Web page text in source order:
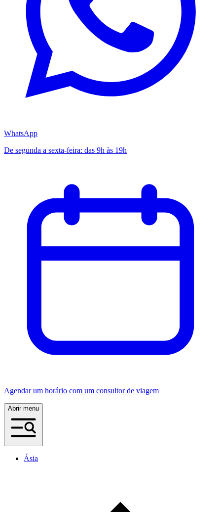
WhatsApp
De segunda a sexta-feira: das 9h às 19h
Agendar um horário com um consultor de viagem
Abrir menu
Ásia